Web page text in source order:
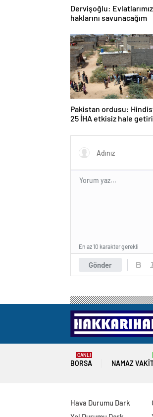
Dervişoğlu:
haklarını savunacağım
Pakistan ordusu:
25 İHA etkisiz hale
Gönder
En az 10 karakter gerekli
BORSA
CANLI
NAMAZ
Hava Durumu Dark